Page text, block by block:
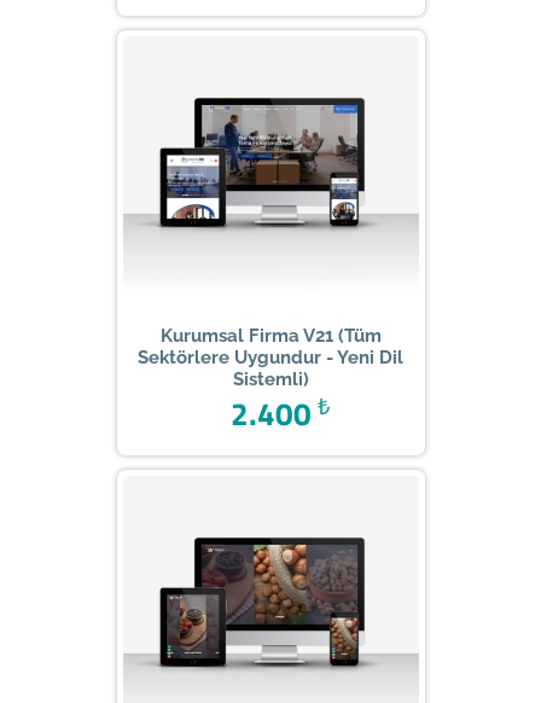
Kurumsal Firma V21 (Tüm
Sektörlere Uygundur - Yeni Dil
Sistemli)
₺
2.400